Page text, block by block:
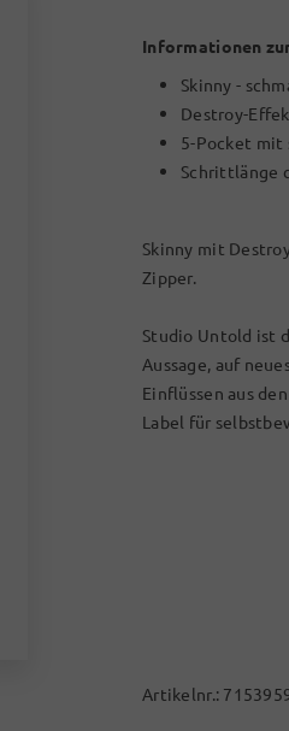
Informationen
Skinny -
Destroy-
5-Pocket mit
Schrittlänge
Skinny mit
Zipper.
Studio Untold ist
Aussage, auf
Einflüssen aus
Label für
Artikelnr.: